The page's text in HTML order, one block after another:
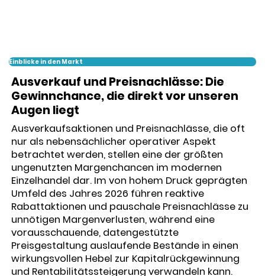
Einblicke in den Markt
Ausverkauf und Preisnachlässe: Die
Gewinnchance, die direkt vor unseren
Augen liegt
Ausverkaufsaktionen und Preisnachlässe, die oft
nur als nebensächlicher operativer Aspekt
betrachtet werden, stellen eine der größten
ungenutzten Margenchancen im modernen
Einzelhandel dar. Im von hohem Druck geprägten
Umfeld des Jahres 2026 führen reaktive
Rabattaktionen und pauschale Preisnachlässe zu
unnötigen Margenverlusten, während eine
vorausschauende, datengestützte
Preisgestaltung auslaufende Bestände in einen
wirkungsvollen Hebel zur Kapitalrückgewinnung
und Rentabilitätssteigerung verwandeln kann.